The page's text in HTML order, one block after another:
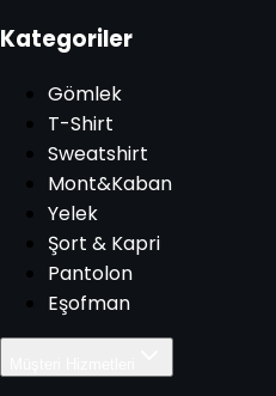
Kategoriler
Gömlek
T-Shirt
Sweatshirt
Mont&Kaban
Yelek
Şort & Kapri
Pantolon
Eşofman